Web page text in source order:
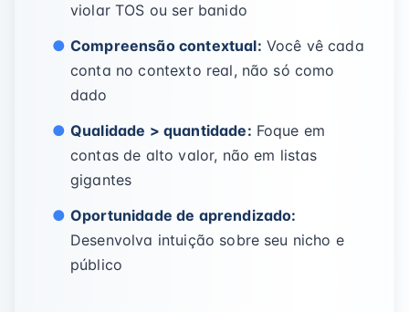
violar TOS ou ser banido
Compreensão contextual: Você vê cada
conta no contexto real, não só como
dado
Qualidade > quantidade: Foque em
contas de alto valor, não em listas
gigantes
Oportunidade de aprendizado:
Desenvolva intuição sobre seu nicho e
público